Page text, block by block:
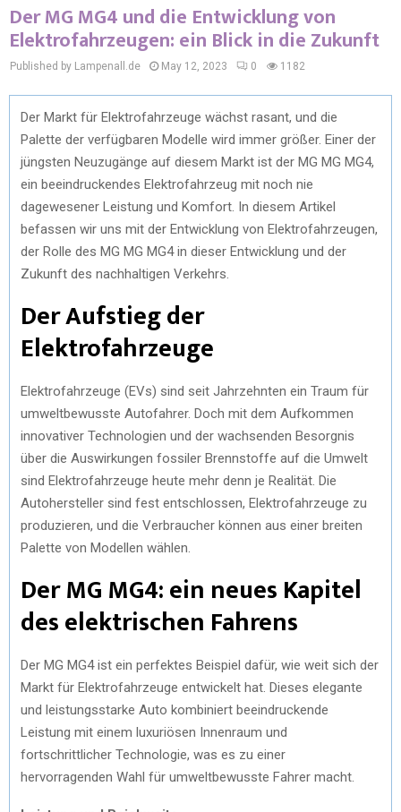
Der MG MG4 und die Entwicklung von
Elektrofahrzeugen: ein Blick in die Zukunft
Published by Lampenall.de May 12, 2023 0 1182
Der Markt für Elektrofahrzeuge wächst rasant, und die
Palette der verfügbaren Modelle wird immer größer. Einer der
jüngsten Neuzugänge auf diesem Markt ist der MG MG MG4,
ein beeindruckendes Elektrofahrzeug mit noch nie
dagewesener Leistung und Komfort. In diesem Artikel
befassen wir uns mit der Entwicklung von Elektrofahrzeugen,
der Rolle des MG MG MG4 in dieser Entwicklung und der
Zukunft des nachhaltigen Verkehrs.
Der Aufstieg der
Elektrofahrzeuge
Elektrofahrzeuge (EVs) sind seit Jahrzehnten ein Traum für
umweltbewusste Autofahrer. Doch mit dem Aufkommen
innovativer Technologien und der wachsenden Besorgnis
über die Auswirkungen fossiler Brennstoffe auf die Umwelt
sind Elektrofahrzeuge heute mehr denn je Realität. Die
Autohersteller sind fest entschlossen, Elektrofahrzeuge zu
produzieren, und die Verbraucher können aus einer breiten
Palette von Modellen wählen.
Der MG MG4: ein neues Kapitel
des elektrischen Fahrens
Der MG MG4 ist ein perfektes Beispiel dafür, wie weit sich der
Markt für Elektrofahrzeuge entwickelt hat. Dieses elegante
und leistungsstarke Auto kombiniert beeindruckende
Leistung mit einem luxuriösen Innenraum und
fortschrittlicher Technologie, was es zu einer
hervorragenden Wahl für umweltbewusste Fahrer macht.